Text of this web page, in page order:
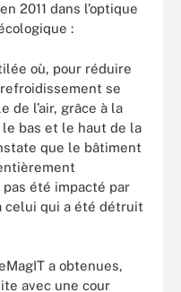
2011 dans l’optique
:
où, pour réduire
se
de l’air, grâce à la
bas et le haut de la
que le bâtiment
été impacté par
celui qui a été détruit
a obtenues,
avec une cour